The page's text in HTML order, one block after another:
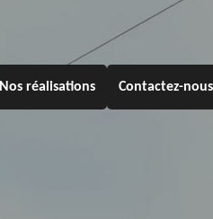
Nos réalisations Contactez-